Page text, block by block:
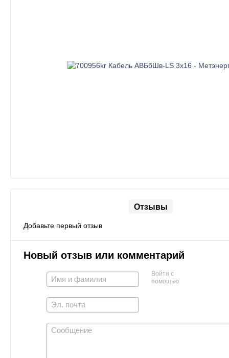
Отзывы
Добавьте первый отзыв
Новый отзыв или комментарий
Войти с
помощью